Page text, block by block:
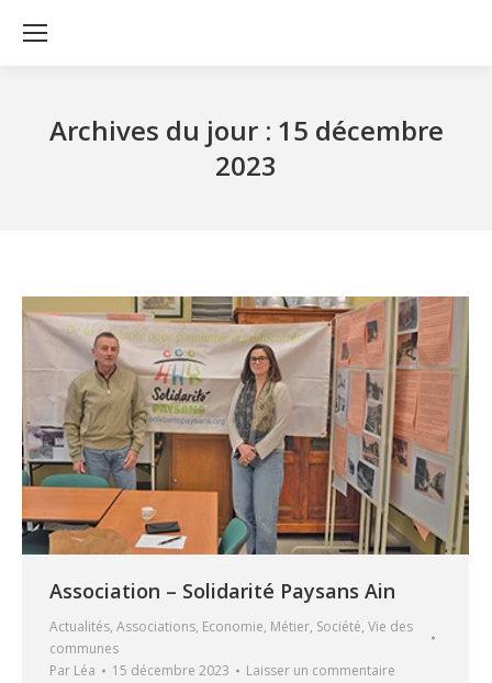
Archives du jour : 15 décembre
2023
Association – Solidarité Paysans Ain
Actualités, Associations, Economie, Métier, Société, Vie des
communes
Par Léa 15 décembre 2023 Laisser un commentaire